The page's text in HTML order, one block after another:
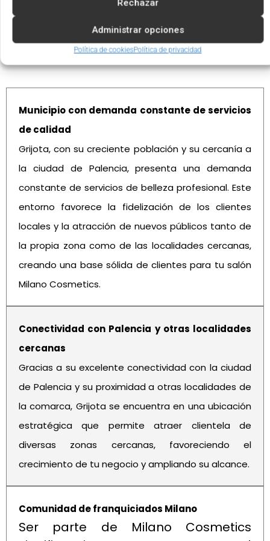
Rechazar
Administrar opciones
Política de cookiesPolítica de privacidad
Ventajas de invertir en Grijota
Municipio con demanda constante de servicios
de calidad
Grijota, con su creciente población y su cercanía a
la ciudad de Palencia, presenta una demanda
constante de servicios de belleza profesional. Este
entorno favorece la fidelización de los clientes
locales y la atracción de nuevos públicos tanto de
la propia zona como de las localidades cercanas,
creando una base sólida de clientes para tu salón
Milano Cosmetics.
Conectividad con Palencia y otras localidades
cercanas
Gracias a su excelente conectividad con la ciudad
de Palencia y su proximidad a otras localidades de
la comarca, Grijota se encuentra en una ubicación
estratégica que permite atraer clientela de
diversas zonas cercanas, favoreciendo el
crecimiento de tu negocio y ampliando su alcance.
Comunidad de franquiciados Milano
Ser parte de Milano Cosmetics